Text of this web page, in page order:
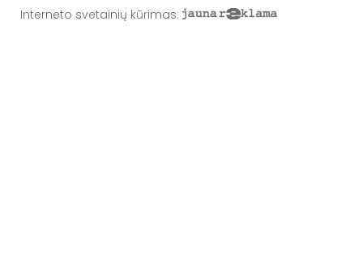
Interneto svetainių kūrimas: